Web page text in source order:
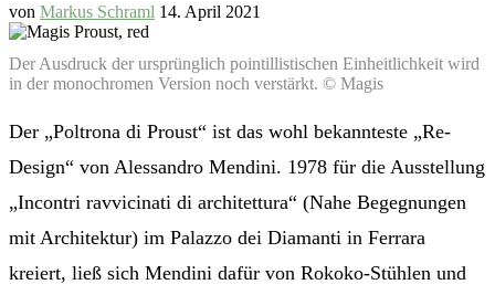
von Markus Schraml 14. April 2021
Der Ausdruck der ursprünglich pointillistischen Einheitlichkeit wird
in der monochromen Version noch verstärkt. © Magis
Der „Poltrona di Proust“ ist das wohl bekannteste „Re-
Design“ von Alessandro Mendini. 1978 für die Ausstellung
„Incontri ravvicinati di architettura“ (Nahe Begegnungen
mit Architektur) im Palazzo dei Diamanti in Ferrara
kreiert, ließ sich Mendini dafür von Rokoko-Stühlen und